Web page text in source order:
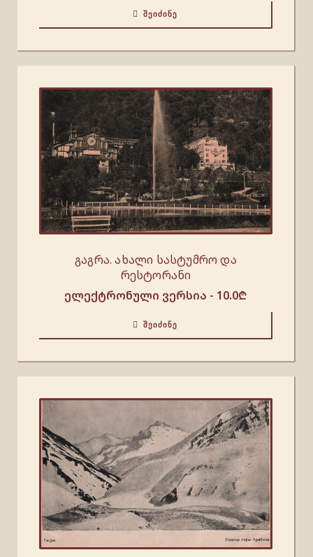
ᲨᲔᲘᲫᲘᲜᲔ
გაგრა. ახალი სასტუმრო და
რესტორანი
ელექტრონული ვერსია - 10.0₾
ᲨᲔᲘᲫᲘᲜᲔ